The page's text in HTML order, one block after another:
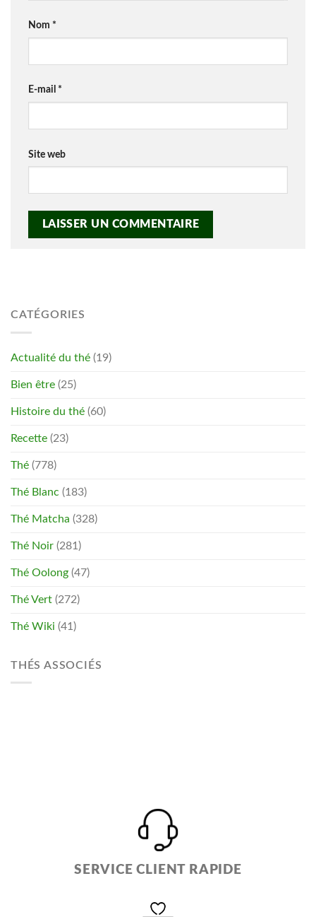
Nom *
E-mail *
Site web
CATÉGORIES
Actualité du thé (19)
Bien être (25)
Histoire du thé (60)
Recette (23)
Thé (778)
Thé Blanc (183)
Thé Matcha (328)
Thé Noir (281)
Thé Oolong (47)
Thé Vert (272)
Thé Wiki (41)
THÉS ASSOCIÉS
SERVICE CLIENT RAPIDE